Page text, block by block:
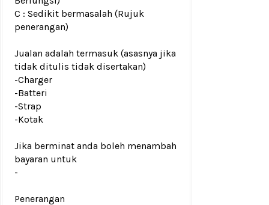
C : Sedikit bermasalah (Rujuk
penerangan)
Jualan adalah termasuk (asasnya jika
tidak ditulis tidak disertakan)
-Charger
-Batteri
-Strap
-Kotak
Jika berminat anda boleh menambah
bayaran untuk
-
Penerangan